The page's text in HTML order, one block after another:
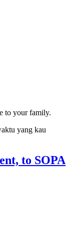
to your family.
yang kau
to SOPA